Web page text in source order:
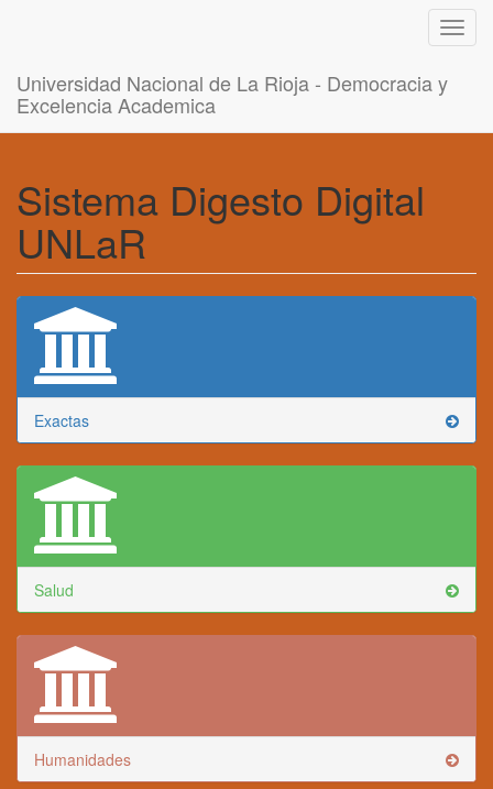
Universidad Nacional de La Rioja - Democracia y
Excelencia Academica
Sistema Digesto Digital
UNLaR
Exactas
Salud
Humanidades